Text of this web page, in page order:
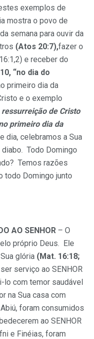
exemplos de
mostra o povo de
semana para ouvir da
(Atos 20:7),fazer o
e receber do
“no dia do
primeiro dia da
e o exemplo
ressurreição de Cristo
primeiro dia da
dia, celebramos a Sua
Todo Domingo
Temos razões
todo Domingo junto
AO SENHOR – O
próprio Deus. Ele
glória (Mat. 16:18;
serviço ao SENHOR
lo com temor saudável
na Sua casa com
foram consumidos
ao SENHOR
e Finéias, foram